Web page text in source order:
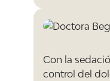
Con la
control del